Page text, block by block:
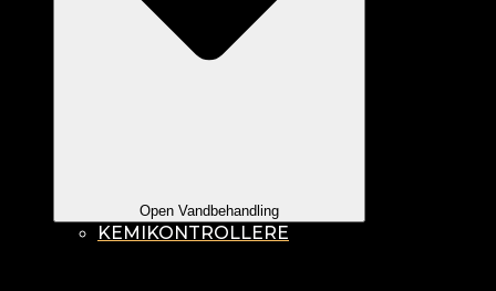
Open Vandbehandling
KEMIKONTROLLERE